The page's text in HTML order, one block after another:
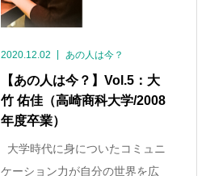
2020.12.02 あの人は今？
【あの人は今？】Vol.5：大
竹 佑佳（高崎商科大学/2008
年度卒業）
大学時代に身についたコミュニ
ケーション力が自分の世界を広